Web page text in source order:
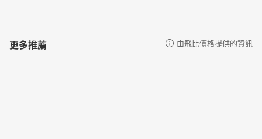
更多推薦 由飛比價格提供的資訊